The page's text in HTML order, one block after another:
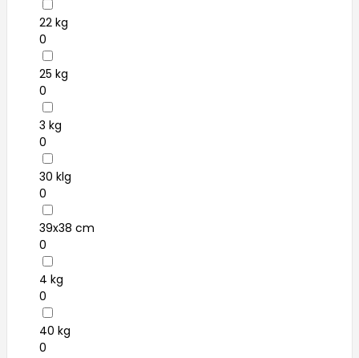
22 kg
0
25 kg
0
3 kg
0
30 klg
0
39x38 cm
0
4 kg
0
40 kg
0